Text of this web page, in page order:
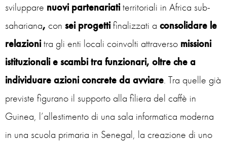
sviluppare nuovi partenariatiterritoriali in Africa sub-
sahariana, con sei progettifinalizzati a consolidare le
relazionitra gli enti locali coinvolti attraverso missioni
istituzionali e scambi tra funzionari, oltre che a
individuare azioni concrete da avviare. Tra quelle già
previste figurano il supporto alla filiera del caffè in
Guinea, l’allestimento di una sala informatica moderna
in una scuola primaria in Senegal, la creazione di uno